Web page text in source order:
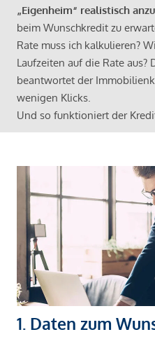
„Eigenheim“ realistisch
beim Wunschkredit zu
Rate muss ich kalkulieren?
Laufzeiten auf die Rate aus?
beantwortet der
wenigen Klicks.
Und so funktioniert der
1. Daten zum